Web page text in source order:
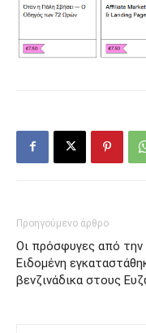
Προηγούμενο άρθρο
Οι πρόσφυγες από την
Ειδομένη
βενζινάδικα στους